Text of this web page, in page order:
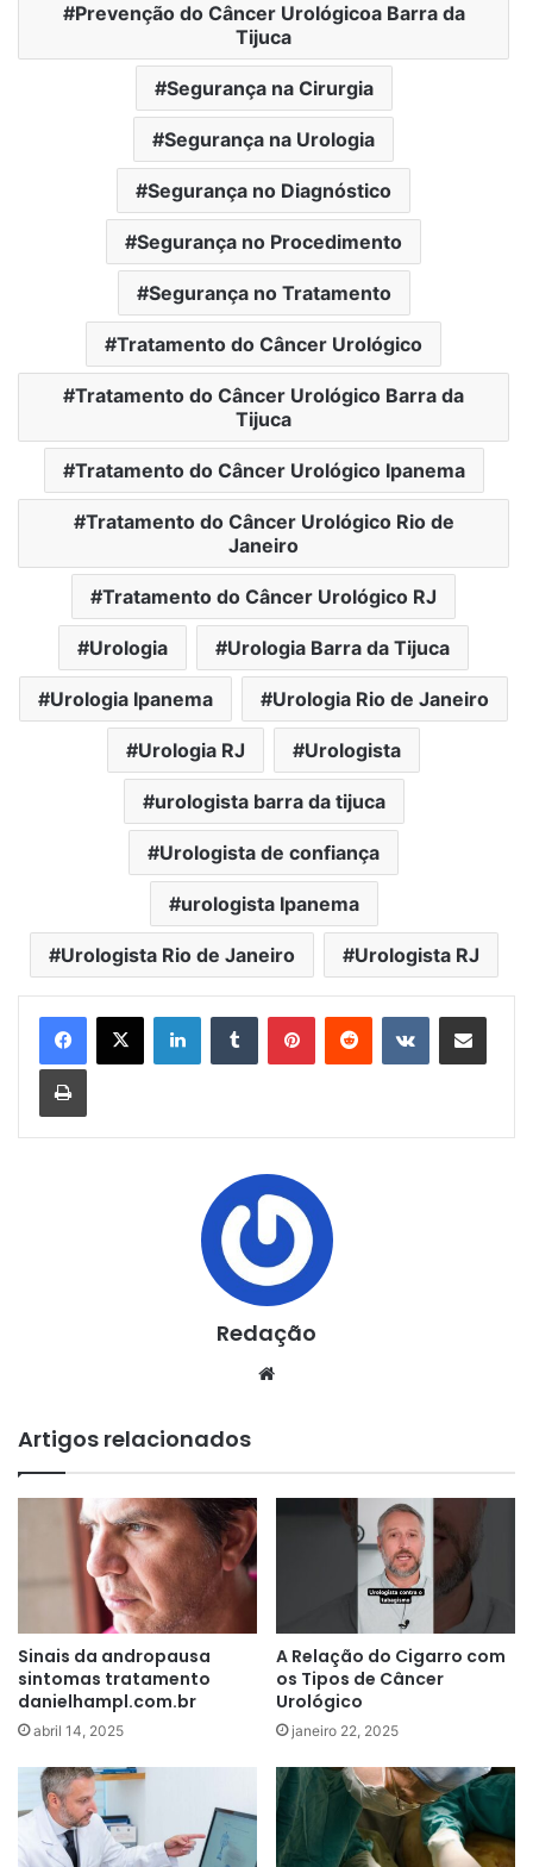
Prevenção do Câncer Urológicoa Barra da
Tijuca
Segurança na Cirurgia
Segurança na Urologia
Segurança no Diagnóstico
Segurança no Procedimento
Segurança no Tratamento
Tratamento do Câncer Urológico
Tratamento do Câncer Urológico Barra da
Tijuca
Tratamento do Câncer Urológico Ipanema
Tratamento do Câncer Urológico Rio de
Janeiro
Tratamento do Câncer Urológico RJ
Urologia Urologia Barra da Tijuca
Urologia Ipanema Urologia Rio de Janeiro
Urologia RJ Urologista
urologista barra da tijuca
Urologista de confiança
urologista Ipanema
Urologista Rio de Janeiro Urologista RJ
LinkedinTumblr PinterestReddit VK Compartilhar via e-mail
Imprimir
Redação
Artigos relacionados
Sinais da andropausa
sintomas tratamento
danielhampl.com.br
abril 14, 2025
A Relação do Cigarro com
os Tipos de Câncer
Urológico
janeiro 22, 2025